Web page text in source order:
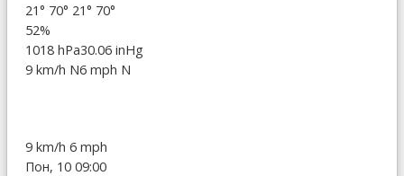
21° 70° 21° 70°
52%
1018 hPa30.06 inHg
9 km/h N6 mph N
9 km/h 6 mph
Пон, 10 09:00